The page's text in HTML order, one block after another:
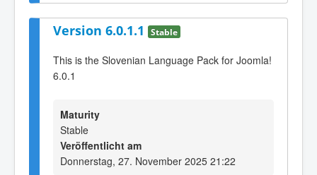
Version 6.0.1.1 Stable
This is the Slovenian Language Pack for Joomla!
6.0.1
Maturity
Stable
Veröffentlicht am
Donnerstag, 27. November 2025 21:22